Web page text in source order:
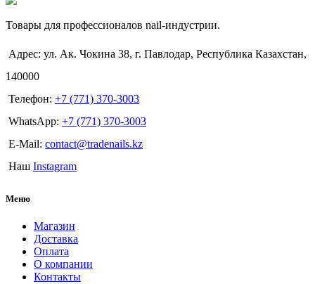
Товары для профессионалов nail-индустрии.
Адрес: ул. Ак. Чокина 38, г. Павлодар, Республика Казахстан,
140000
Телефон: +7 (771) 370-3003
WhatsApp: +7 (771) 370-3003
E-Mail: contact@tradenails.kz
Наш Instagram
Меню
Магазин
Доставка
Оплата
О компании
Контакты